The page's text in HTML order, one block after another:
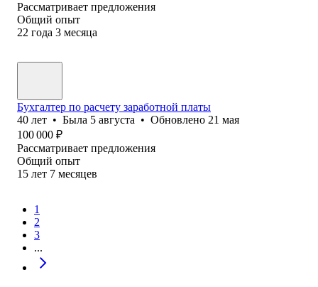
Рассматривает предложения
Общий опыт
22 года 3 месяца
Бухгалтер по расчету заработной платы
40 лет • Была 5 августа • Обновлено 21 мая
100 000 ₽
Рассматривает предложения
Общий опыт
15 лет 7 месяцев
1
2
3
...